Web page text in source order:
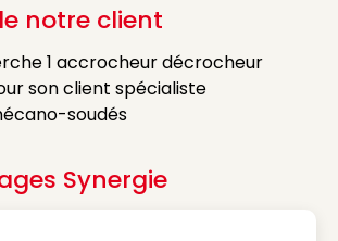
notre client
1 accrocheur décrocheur
son client spécialiste
soudés
Synergie